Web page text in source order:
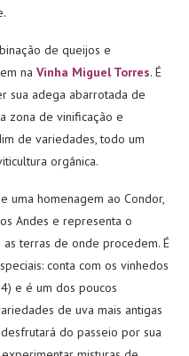
de queijos e
na Vinha Miguel Torres. É
sua adega abarrotada de
zona de vinificação e
de variedades, todo um
orgânica.
uma homenagem ao Condor,
Andes e representa o
terras de onde procedem. É
conta com os vinhedos
e é um dos poucos
de uva mais antigas
do passeio por sua